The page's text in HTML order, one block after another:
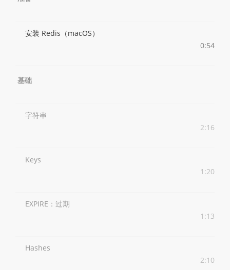
安装 Redis（macOS）
0:54
基础
字符串
2:16
Keys
1:20
EXPIRE：过期
1:13
Hashes
2:10